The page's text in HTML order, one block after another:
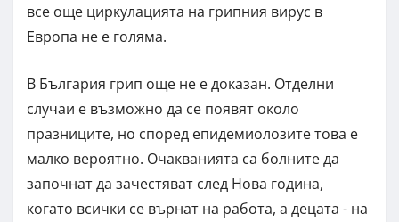
все още циркулацията на грипния вирус в
Европа не е голяма.
В България грип още не е доказан. Отделни
случаи е възможно да се появят около
празниците, но според епидемиолозите това е
малко вероятно. Очакванията са болните да
започнат да зачестяват след Нова година,
когато всички се върнат на работа, а децата - на